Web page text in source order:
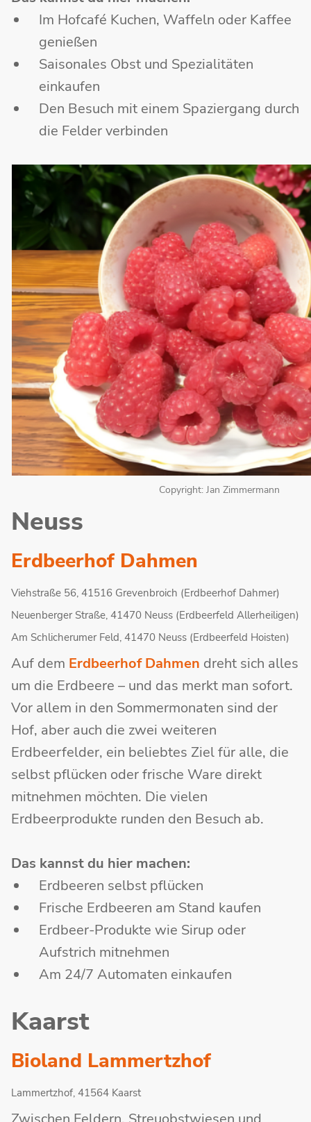
Im Hofcafé Kuchen, Waffeln oder Kaffee
genießen
Saisonales Obst und Spezialitäten
einkaufen
Den Besuch mit einem Spaziergang durch
die Felder verbinden
Copyright: Jan Zimmermann
Neuss
Erdbeerhof Dahmen
Viehstraße 56, 41516 Grevenbroich (Erdbeerhof Dahmer)
Neuenberger Straße, 41470 Neuss (Erdbeerfeld Allerheiligen)
Am Schlicherumer Feld, 41470 Neuss (Erdbeerfeld Hoisten)
Auf dem Erdbeerhof Dahmen dreht sich alles
um die Erdbeere – und das merkt man sofort.
Vor allem in den Sommermonaten sind der
Hof, aber auch die zwei weiteren
Erdbeerfelder, ein beliebtes Ziel für alle, die
selbst pflücken oder frische Ware direkt
mitnehmen möchten. Die vielen
Erdbeerprodukte runden den Besuch ab.
Das kannst du hier machen:
Erdbeeren selbst pflücken
Frische Erdbeeren am Stand kaufen
Erdbeer-Produkte wie Sirup oder
Aufstrich mitnehmen
Am 24/7 Automaten einkaufen
Kaarst
Bioland Lammertzhof
Lammertzhof, 41564 Kaarst